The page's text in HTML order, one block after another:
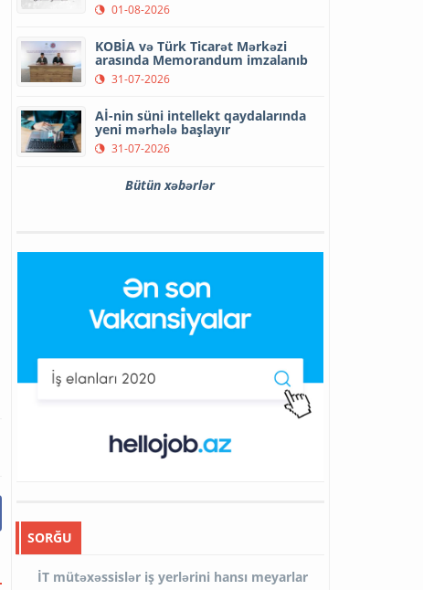
01-08-2026
KOBİA və Türk Ticarət Mərkəzi
arasında Memorandum imzalanıb
31-07-2026
Aİ-nin süni intellekt qaydalarında
yeni mərhələ başlayır
31-07-2026
Bütün xəbərlər
SORĞU
İT mütəxəssislər iş yerlərini hansı meyarlar